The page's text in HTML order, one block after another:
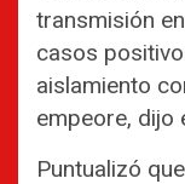
transmisión
casos
aislamiento
empeore, dijo
Puntualizó